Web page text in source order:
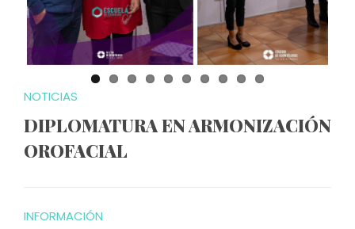
NOTICIAS
DIPLOMATURA EN ARMONIZACIÓN
OROFACIAL
INFORMACIÓN